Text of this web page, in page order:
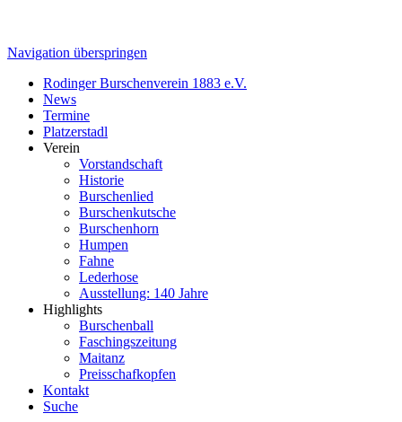
Navigation überspringen
Rodinger Burschenverein 1883 e.V.
News
Termine
Platzerstadl
Verein
Vorstandschaft
Historie
Burschenlied
Burschenkutsche
Burschenhorn
Humpen
Fahne
Lederhose
Ausstellung: 140 Jahre
Highlights
Burschenball
Faschingszeitung
Maitanz
Preisschafkopfen
Kontakt
Suche